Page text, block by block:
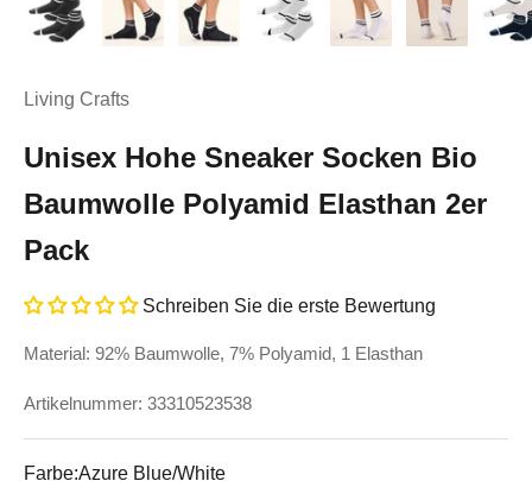
Living Crafts
Unisex Hohe Sneaker Socken Bio
Baumwolle Polyamid Elasthan 2er
Pack
Schreiben Sie die erste Bewertung
Material: 92% Baumwolle, 7% Polyamid, 1 Elasthan
Artikelnummer: 33310523538
Farbe:Azure Blue/White